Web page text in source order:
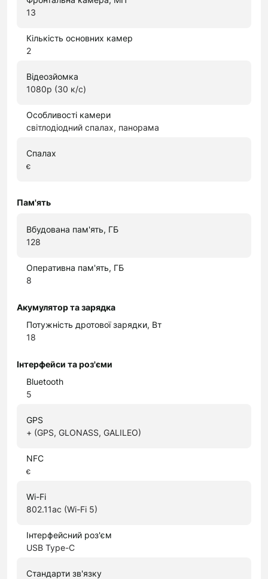
13
Кількість основних камер
2
Відеозйомка
1080p (30 к/с)
Особливості камери
світлодіодний спалах, панорама
Спалах
є
Пам'ять
Вбудована пам'ять, ГБ
128
Оперативна пам'ять, ГБ
8
Акумулятор та зарядка
Потужність дротової зарядки, Вт
18
Інтерфейси та роз'єми
Bluetooth
5
GPS
+ (GPS, GLONASS, GALILEO)
NFC
є
Wi-Fi
802.11ac (Wi-Fi 5)
Інтерфейсний роз'єм
USB Type-C
Стандарти зв'язку